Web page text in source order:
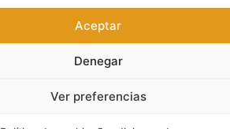
Aceptar
Denegar
Ver preferencias